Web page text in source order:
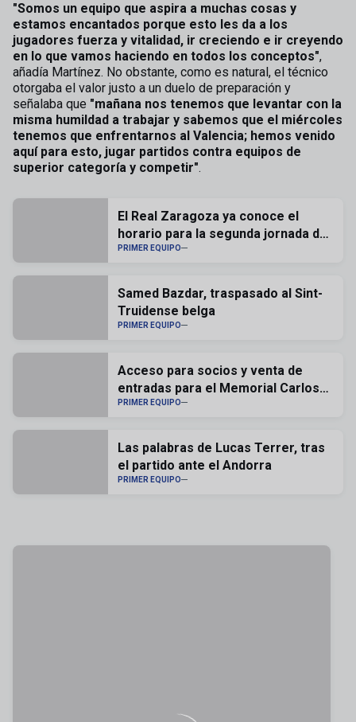
"Somos un equipo que aspira a muchas cosas y
estamos encantados porque esto les da a los
jugadores fuerza y vitalidad, ir creciendo e ir creyendo
en lo que vamos haciendo en todos los conceptos",
añadía Martínez. No obstante, como es natural, el técnico
otorgaba el valor justo a un duelo de preparación y
señalaba que "mañana nos tenemos que levantar con la
misma humildad a trabajar y sabemos que el miércoles
tenemos que enfrentarnos al Valencia; hemos venido
aquí para esto, jugar partidos contra equipos de
superior categoría y competir".
El Real Zaragoza ya conoce el
horario para la segunda jornada de
liga
PRIMER EQUIPO
Samed Bazdar, traspasado al Sint-
Truidense belga
PRIMER EQUIPO
Acceso para socios y venta de
entradas para el Memorial Carlos
Lapetra
PRIMER EQUIPO
Las palabras de Lucas Terrer, tras
el partido ante el Andorra
PRIMER EQUIPO